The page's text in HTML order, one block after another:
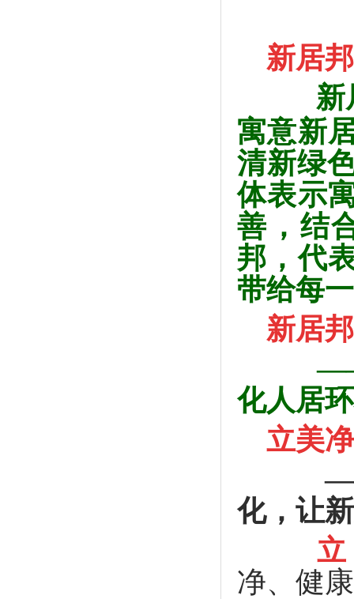
新居
新
寓意新
清新绿
体表示
善，结
邦，代
带给每
新居
化人居
立美
——
化，让
立
净、健